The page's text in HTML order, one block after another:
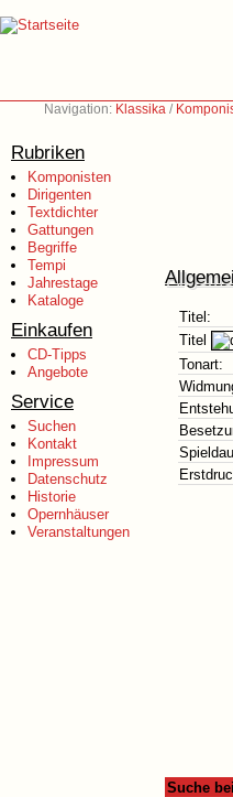
Navigation: Klassika /
Rubriken
Komponisten
Dirigenten
Textdichter
Gattungen
Begriffe
Tempi
Jahrestage
Kataloge
Einkaufen
CD-Tipps
Angebote
Service
Suchen
Kontakt
Impressum
Datenschutz
Historie
Opernhäuser
Veranstaltungen
Titel:
Titel
Tonart:
Suche